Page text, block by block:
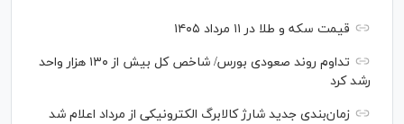
قیمت سکه و طلا در ۱۱ مرداد ۱۴۰۵
تداوم روند صعودی بورس/ شاخص کل بیش از ۱۳۰ هزار واحد
رشد کرد
زمان‌بندی جدید شارژ کالابرگ الکترونیکی از مرداد اعلام شد